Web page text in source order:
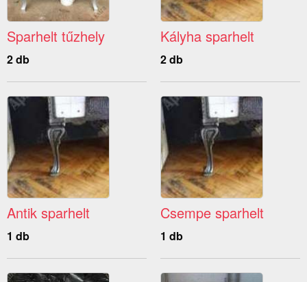
Sparhelt tűzhely
2 db
Kályha sparhelt
2 db
Antik sparhelt
1 db
Csempe sparhelt
1 db